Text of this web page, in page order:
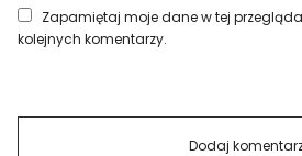
Zapamiętaj moje dane w tej
kolejnych komentarzy.